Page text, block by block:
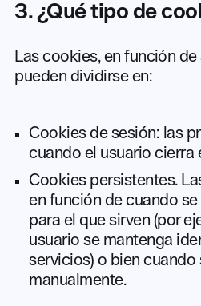
3. ¿Qué tipo de
Las cookies, en función
pueden dividirse en:
Cookies de sesión: las
cuando el usuario cierra
Cookies persistentes.
en función de cuando
para el que sirven (por
usuario se mantenga
servicios) o bien cuando
manualmente.